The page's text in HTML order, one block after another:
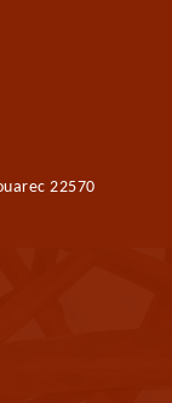
22570